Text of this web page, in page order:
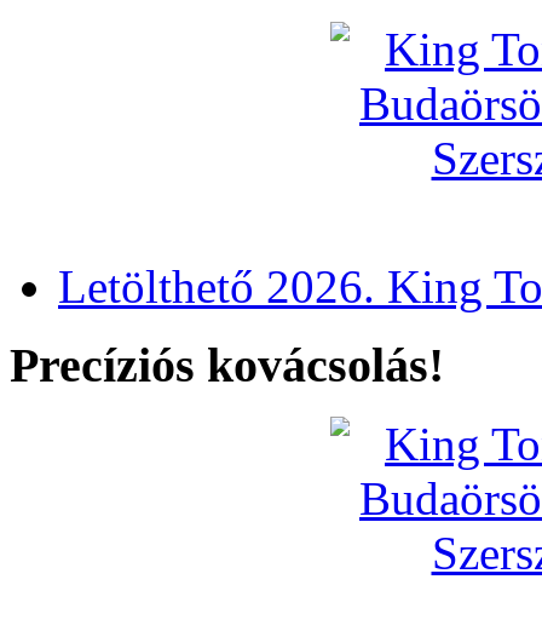
Letölthető 2026. King
Precíziós kovácsolás!